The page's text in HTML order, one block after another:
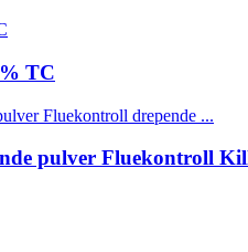
TC
pulver Fluekontroll